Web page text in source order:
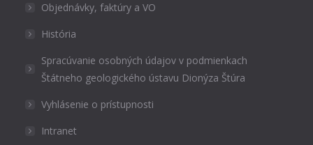
Objednávky, faktúry a VO
História
Spracúvanie osobných údajov v podmienkach
Štátneho geologického ústavu Dionýza Štúra
Vyhlásenie o prístupnosti
Intranet